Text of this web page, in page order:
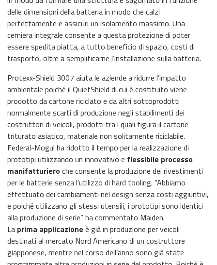
delle dimensioni della batteria in modo che calzi
perfettamente e assicuri un isolamento massimo. Una
cerniera integrale consente a questa protezione di poter
essere spedita piatta, a tutto beneficio di spazio, costi di
trasporto, oltre a semplificarne l’installazione sulla batteria.
Protexx-Shield 3007 aiuta le aziende a ridurre l’impatto
ambientale poiché il QuietShield di cui è costituito viene
prodotto da cartone riciclato e da altri sottoprodotti
normalmente scarti di produzione negli stabilimenti dei
costruttori di veicoli, prodotti tra i quali figura il cartone
triturato asiatico, materiale non solitamente riciclabile.
Federal-Mogul ha ridotto il tempo per la realizzazione di
prototipi utilizzando un innovativo e flessibile processo
manifatturiero che consente la produzione dei rivestimenti
per le batterie senza l’utilizzo di hard tooling. “Abbiamo
effettuato dei cambiamenti nel design senza costi aggiuntivi,
e poiché utilizzano gli stessi utensili, i prototipi sono identici
alla produzione di serie” ha commentato Maiden.
La prima applicazione è già in produzione per veicoli
destinati al mercato Nord Americano di un costruttore
giapponese, mentre nel corso dell’anno sono già state